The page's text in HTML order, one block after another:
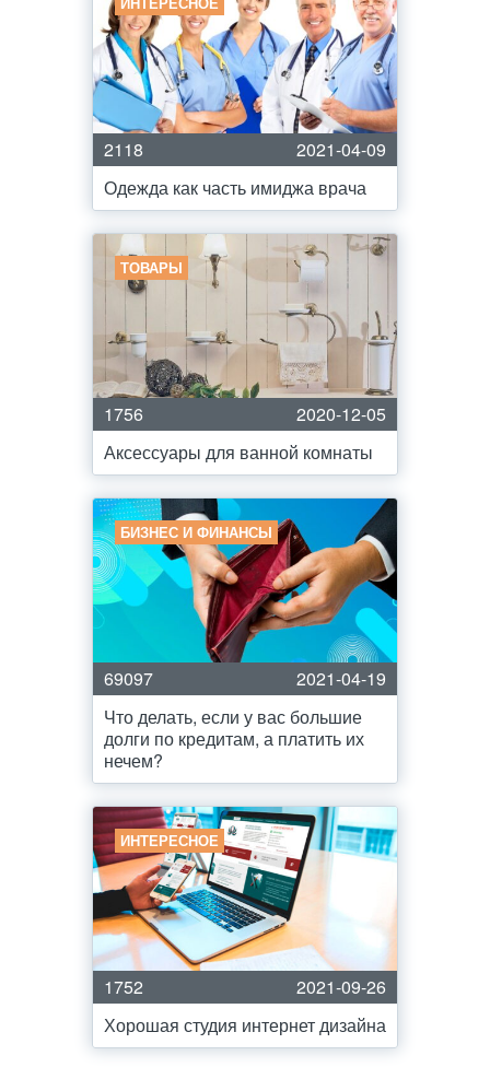
2118
2021-04-09
Одежда как часть имиджа врача
ТОВАРЫ
1756
2020-12-05
Аксессуары для ванной комнаты
БИЗНЕС И ФИНАНСЫ
69097
2021-04-19
Что делать, если у вас большие
долги по кредитам, а платить их
нечем?
ИНТЕРЕСНОЕ
1752
2021-09-26
Хорошая студия интернет дизайна